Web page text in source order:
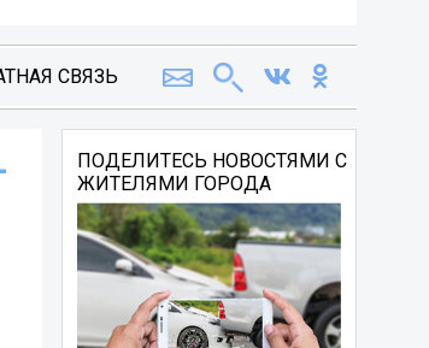
СВЯЗЬ
ПОДЕЛИТЕСЬ НОВОСТЯМИ С
ЖИТЕЛЯМИ ГОРОДА